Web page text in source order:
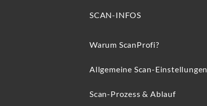
SCAN-INFOS
Warum ScanProfi?
Allgemeine Scan-Einstellungen
Scan-Prozess & Ablauf